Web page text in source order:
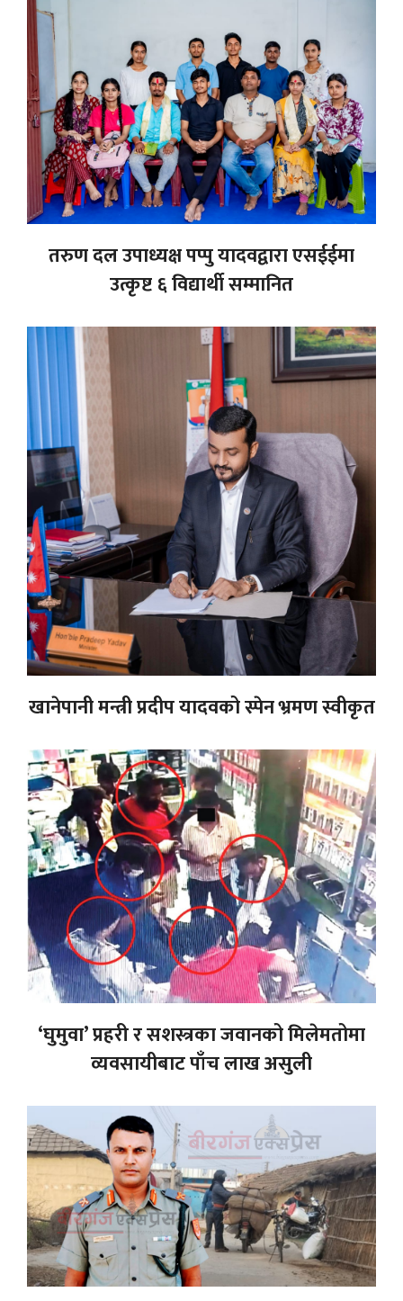
तरुण दल उपाध्यक्ष पप्पु यादवद्वारा एसईईमा
उत्कृष्ट ६ विद्यार्थी सम्मानित
खानेपानी मन्त्री प्रदीप यादवको स्पेन भ्रमण स्वीकृत
‘घुमुवा’ प्रहरी र सशस्त्रका जवानको मिलेमतोमा
व्यवसायीबाट पाँच लाख असुली